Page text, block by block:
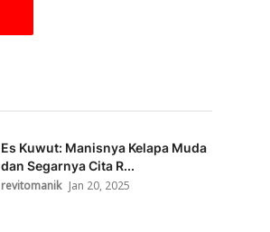
Es Kuwut: Manisnya Kelapa Muda
dan Segarnya Cita R...
revitomanik Jan 20, 2025